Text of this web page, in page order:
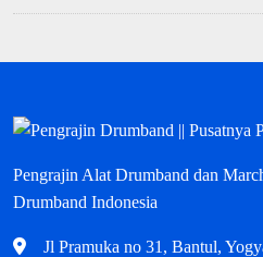
Pengrajin Alat Drumband dan
Drumband Indonesia
Jl Pramuka no 31, Bantul,